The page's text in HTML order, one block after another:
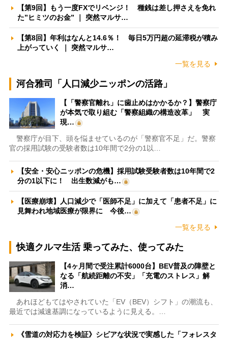
【第9回】もう一度FXでリベンジ！ 種銭は差し押さえを免れ
た”ヒミツのお金” ｜ 突然マルサ…
【第8回】年利はなんと14.6％！ 毎日5万円超の延滞税が積み
上がっていく ｜ 突然マルサ…
一覧を見る
河合雅司「人口減少ニッポンの活路」
【「警察官離れ」に歯止めはかかるか？】警察庁
が本気で取り組む「警察組織の構造改革」 実
現…
警察庁が目下、頭を悩ませているのが「警察官不足」だ。警察
官の採用試験の受験者数は10年間で2分の1以…
【安全・安心ニッポンの危機】採用試験受験者数は10年間で2
分の1以下に！ 出生数減がも…
【医療崩壊】人口減少で「医師不足」に加えて「患者不足」に
見舞われ地域医療が限界に 今後…
一覧を見る
快適クルマ生活 乗ってみた、使ってみた
【4ヶ月間で受注累計6000台】BEV普及の障壁と
なる「航続距離の不安」「充電のストレス」解
消…
あれほどもてはやされていた「EV（BEV）シフト」の潮流も、
最近では減速基調になっているように見える。…
《雪道の対応力を検証》シビアな状況で実感した「フォレスタ